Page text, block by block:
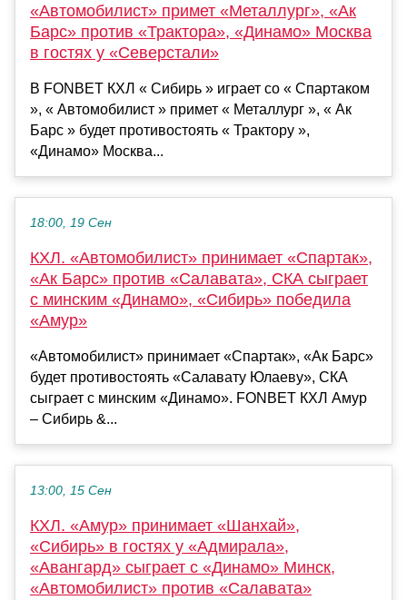
«Автомобилист» примет «Металлург», «Ак
Барс» против «Трактора», «Динамо» Москва
в гостях у «Северстали»
В FONBET КХЛ « Сибирь » играет со « Спартаком
», « Автомобилист » примет « Металлург », « Ак
Барс » будет противостоять « Трактору »,
«Динамо» Москва...
18:00, 19 Сен
КХЛ. «Автомобилист» принимает «Спартак»,
«Ак Барс» против «Салавата», СКА сыграет
с минским «Динамо», «Сибирь» победила
«Амур»
«Автомобилист» принимает «Спартак», «Ак Барс»
будет противостоять «Салавату Юлаеву», СКА
сыграет с минским «Динамо». FONBET КХЛ Амур
– Сибирь &...
13:00, 15 Сен
КХЛ. «Амур» принимает «Шанхай»,
«Сибирь» в гостях у «Адмирала»,
«Авангард» сыграет с «Динамо» Минск,
«Автомобилист» против «Салавата»